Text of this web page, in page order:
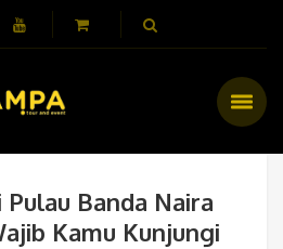
Banda Naira
Kamu Kunjungi